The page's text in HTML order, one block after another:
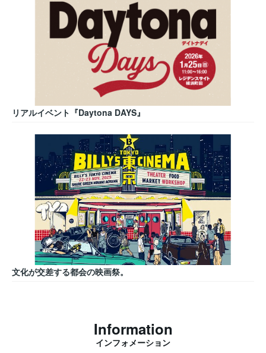
リアルイベント『Daytona DAYS』
文化が交差する都会の映画祭。
Information
インフォメーション